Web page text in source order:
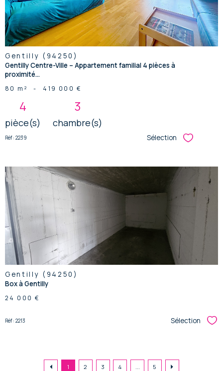
Gentilly (94250)
Gentilly Centre-Ville – Appartement familial 4 pièces à
proximité...
80 m² - 419 000 €
4
pièce(s)
3
chambre(s)
Réf : 2239 Sélection Sélectionner
bien
Gentilly (94250)
Box à Gentilly
24 000 €
Réf : 2213 Sélection
1 2 3 4 5